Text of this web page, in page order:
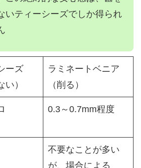
いティーシーズでしか得られ
ーズ
い）
ラミネートベニア
（削る）
0.3～0.7mm程度
不要なことが多い
が、場合による